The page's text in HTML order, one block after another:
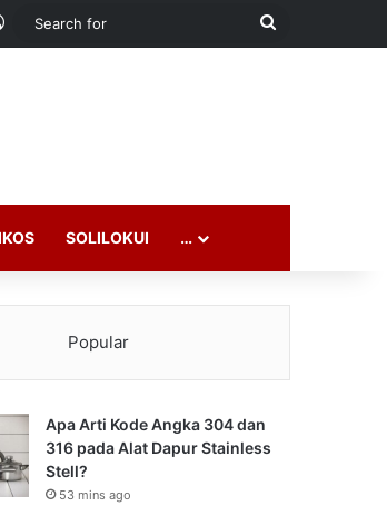
Log In
Search
SOLILOKUI …
Popular
Apa Arti Kode Angka 304 dan
316 pada Alat Dapur Stainless
Stell?
53 mins ago